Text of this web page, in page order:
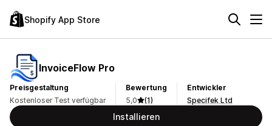
Shopify App Store
InvoiceFlow Pro
Preisgestaltung
Kostenloser Test verfügbar
Bewertung
5,0
(1)
Entwickler
Specifek Ltd
Installieren